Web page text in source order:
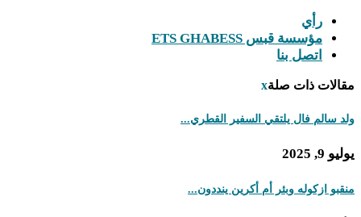
رأي
مؤسسة قبس ETS GHABESS
اتصل بنا
مقالات ذات صلةx
ولد سالم فال يلتقي السفير القطري...
يوليو 9, 2025
منقبو ازكوله وبئر أم أكرين ينددون...